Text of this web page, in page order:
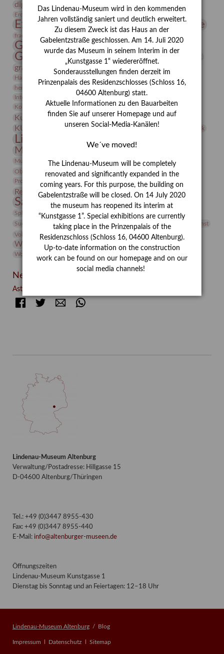
digitallabor Entartete Kunst
Enteignung
Erdmann Julius Dietrich
estrusker
Expressionismus Fotografie
frauen Frauen in der Antike und heute
Gerhard-Altenbourg-Preis
Gerhard Altenbourg
grafische sammlung
griechische Mythologie
Hanns-Conon von der Gabelentz Heinrich Kirchhoff Heldinnen
herman de vries Humboldt
Integriertes Schädlingsmanagement
Italien Jahresempfang
Kolosseum
Kooperationsausstellung Korkmodelle Kunst
Kunstmuseum Kunstvermittlung Kunst von Kühl
KUNSTWAND Kurs Künstler Künstlerin Lehmbruck
Lindenau-Museum
Museumsgeschichte
Museumspädagogik Mäzen Napoleon Natur
Neue Remise
Objekt im Fokus
Paul Klee Peter Schnürpel Phelloplastik
Pohlhof
Provenienz
Provenienzforschung
Restaurierung Restitution Rudi Lesser Ruth Wolf-Rehfeld
Sammlung Samstagszeichner Skulptur
Sonderausstellung
Sphinx
studio Studio Bildende Kunst
studioDIGITAL
Suermondt-Ludwig-Museum
Vermittlung Video
Videokunst
Volontariat
Walter Rheiner Weihnachten Werefkin
Werkbetrachtung Winter Wissenschaft
Wolf and Dog
Wolf und Hund
Zirkuswoche
Neueste Beiträge
Asta Gröting: Wolf and Dog (2021)
FacebookTwitterE-mailWhatsApp
Lindenau-Museum Altenburg
Verwaltung/Postadresse: Hillgasse 15
D-04600 Altenburg/Thüringen
Tel.: +49 (0)3447 8955-430
Fax: +49 (0)3447 8955-440
E-Mail: info@altenburger-museen.de
Öffnungszeiten
Lindenau-Museum Kunstgasse 1
Dienstag bis Sonntag und an Feiertagen: 12–18 Uhr
Lindenau-Museum Altenburg Blog
Navigation
Impressum Datenschutz Sitemap
Das Lindenau-Museum wird in den kommenden
Jahren vollständig saniert und deutlich erweitert.
Zu diesem Zweck ist das Haus an der
Gabelentzstraße geschlossen. Am 14. Juli 2020
wurde das Museum in seinem Interim in der
„Kunstgasse 1“ wiedereröffnet.
Sonderausstellungen finden derzeit im
Prinzenpalais des Residenzschlosses (Schloss 16,
04600 Altenburg) statt.
Aktuelle Informationen zu den Bauarbeiten
finden Sie auf unserer Homepage und auf
unseren Social-Media-Kanälen!
We´ve moved!
The Lindenau-Museum will be completely
renovated and significantly expanded in the
coming years. For this purpose, the building on
Gabelentzstraße will be closed. On 14 July 2020
the museum has reopened its interim at
“Kunstgasse 1”. Special exhibitions are currently
taking place in the Prinzenpalais of the
Residenzschloss (Schloss 16, 04600 Altenburg).
Up-to-date information on the construction
work can be found on our homepage and on our
social media channels!